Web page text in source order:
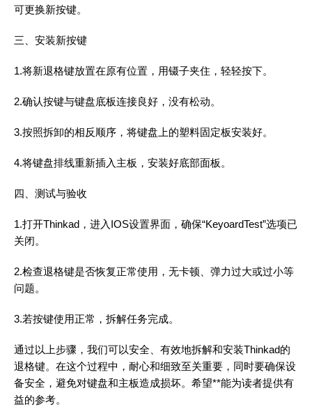
可更换新按键。
三、安装新按键
1.将新退格键放置在原有位置，用镊子夹住，轻轻按下。
2.确认按键与键盘底板连接良好，没有松动。
3.按照拆卸的相反顺序，将键盘上的塑料固定板安装好。
4.将键盘排线重新插入主板，安装好底部面板。
四、测试与验收
1.打开Thinkad，进入IOS设置界面，确保“KeyoardTest”选项已
关闭。
2.检查退格键是否恢复正常使用，无卡顿、弹力过大或过小等
问题。
3.若按键使用正常，拆解任务完成。
通过以上步骤，我们可以安全、有效地拆解和安装Thinkad的
退格键。在这个过程中，耐心和细致至关重要，同时要确保设
备安全，避免对键盘和主板造成损坏。希望**能为读者提供有
益的参考。